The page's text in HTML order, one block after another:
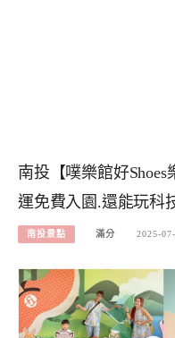
南投【噗樂館好
運免費入園.還能玩科
南投景點 滿分 2025-